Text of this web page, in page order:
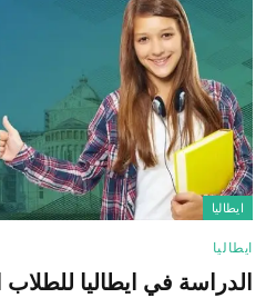
ايطاليا
ايطاليا
الدراسة في ايطاليا